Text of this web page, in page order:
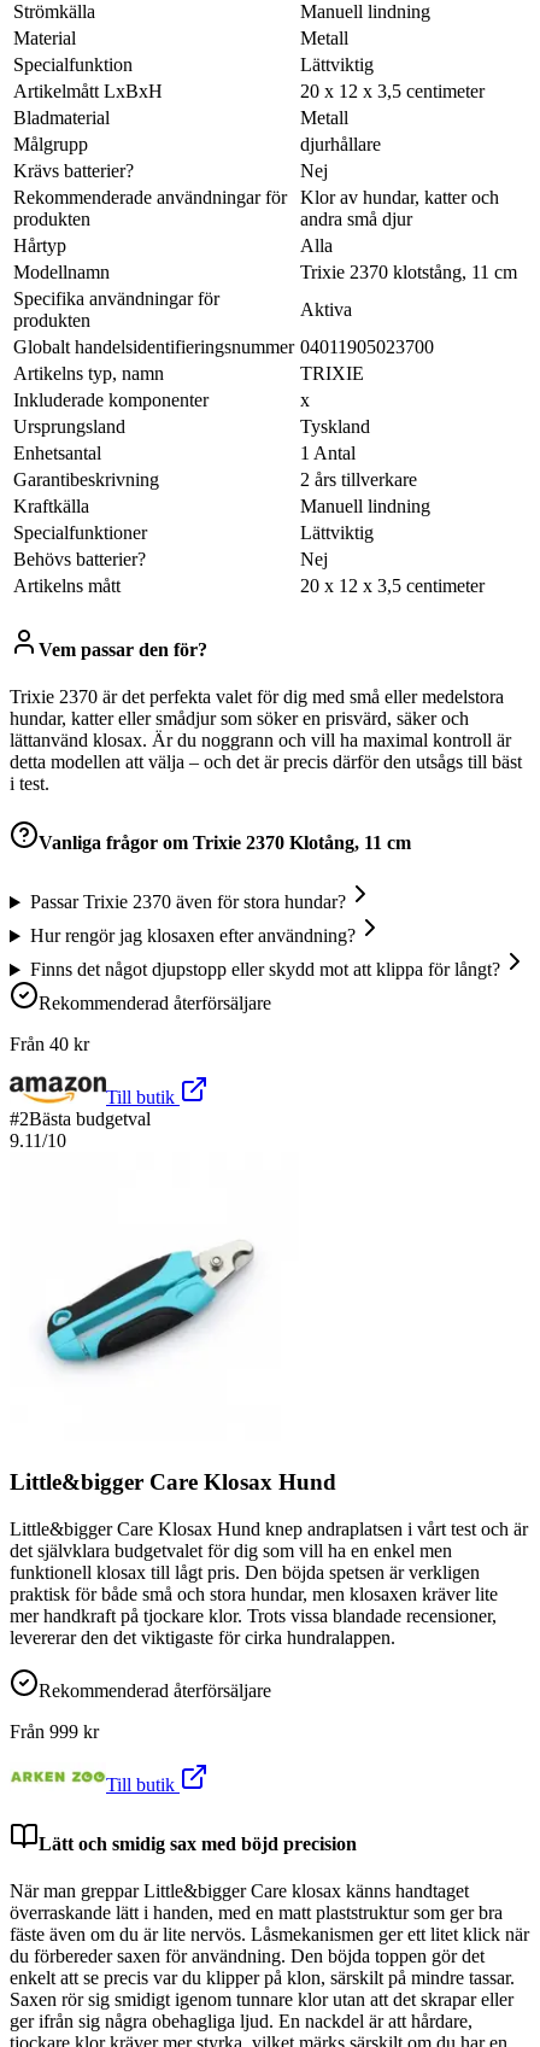
Strömkälla
Manuell lindning
Material
Metall
Specialfunktion
Lättviktig
Artikelmått LxBxH
20 x 12 x 3,5 centimeter
Bladmaterial
Metall
Målgrupp
djurhållare
Krävs batterier?
Nej
Rekommenderade användningar för
produkten
Klor av hundar, katter och
andra små djur
Hårtyp
Alla
Modellnamn
Trixie 2370 klotstång, 11 cm
Specifika användningar för
produkten
Aktiva
Globalt handelsidentifieringsnummer 04011905023700
Artikelns typ, namn
TRIXIE
Inkluderade komponenter
x
Ursprungsland
Tyskland
Enhetsantal
1 Antal
Garantibeskrivning
2 års tillverkare
Kraftkälla
Manuell lindning
Specialfunktioner
Lättviktig
Behövs batterier?
Nej
Artikelns mått
20 x 12 x 3,5 centimeter
Vem passar den för?
Trixie 2370 är det perfekta valet för dig med små eller medelstora
hundar, katter eller smådjur som söker en prisvärd, säker och
lättanvänd klosax. Är du noggrann och vill ha maximal kontroll är
detta modellen att välja – och det är precis därför den utsågs till bäst
i test.
Vanliga frågor om Trixie 2370 Klotång, 11 cm
Passar Trixie 2370 även för stora hundar?
Hur rengör jag klosaxen efter användning?
Finns det något djupstopp eller skydd mot att klippa för långt?
Rekommenderad återförsäljare
Från 40 kr
Till butik
#2Bästa budgetval
9.11/10
Little&bigger Care Klosax Hund
Little&bigger Care Klosax Hund knep andraplatsen i vårt test och är
det självklara budgetvalet för dig som vill ha en enkel men
funktionell klosax till lågt pris. Den böjda spetsen är verkligen
praktisk för både små och stora hundar, men klosaxen kräver lite
mer handkraft på tjockare klor. Trots vissa blandade recensioner,
levererar den det viktigaste för cirka hundralappen.
Rekommenderad återförsäljare
Från 999 kr
Till butik
Lätt och smidig sax med böjd precision
När man greppar Little&bigger Care klosax känns handtaget
överraskande lätt i handen, med en matt plaststruktur som ger bra
fäste även om du är lite nervös. Låsmekanismen ger ett litet klick när
du förbereder saxen för användning. Den böjda toppen gör det
enkelt att se precis var du klipper på klon, särskilt på mindre tassar.
Saxen rör sig smidigt igenom tunnare klor utan att det skrapar eller
ger ifrån sig några obehagliga ljud. En nackdel är att hårdare,